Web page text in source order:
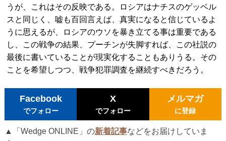
うが、これはその反映である。ロシアはナチスのゲッベル
スと同じく、嘘も百回言えば、真実になると信じているよ
うに思えるが、ロシアのウソを暴き立てる事は重要である
し、この戦争の結果、プーチンが失脚すれば、この社説の
最後に書いていることが現実化することもありうる。その
ことを希望しつつ、戦争犯罪調査を継続すべきだろう。
Facebook
でフォロー
X
でフォロー
メルマガ
に登録
▲「Wedge ONLINE」の新着記事などをお届けしていま